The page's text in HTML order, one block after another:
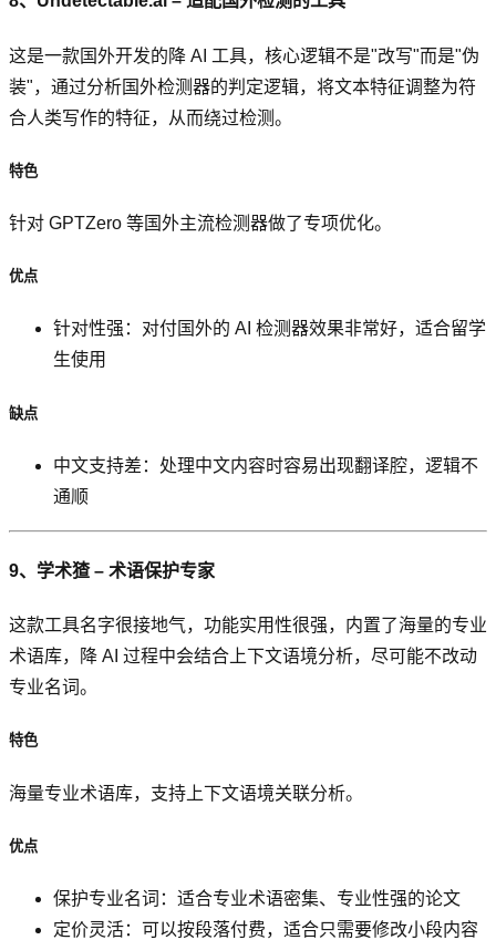
这是一款国外开发的降 AI 工具，核心逻辑不是"改写"而是"伪
装"，通过分析国外检测器的判定逻辑，将文本特征调整为符
合人类写作的特征，从而绕过检测。
特色
针对 GPTZero 等国外主流检测器做了专项优化。
优点
针对性强：对付国外的 AI 检测器效果非常好，适合留学
生使用
缺点
中文支持差：处理中文内容时容易出现翻译腔，逻辑不
通顺
9、学术猹 – 术语保护专家
这款工具名字很接地气，功能实用性很强，内置了海量的专业
术语库，降 AI 过程中会结合上下文语境分析，尽可能不改动
专业名词。
特色
海量专业术语库，支持上下文语境关联分析。
优点
保护专业名词：适合专业术语密集、专业性强的论文
定价灵活：可以按段落付费，适合只需要修改小段内容